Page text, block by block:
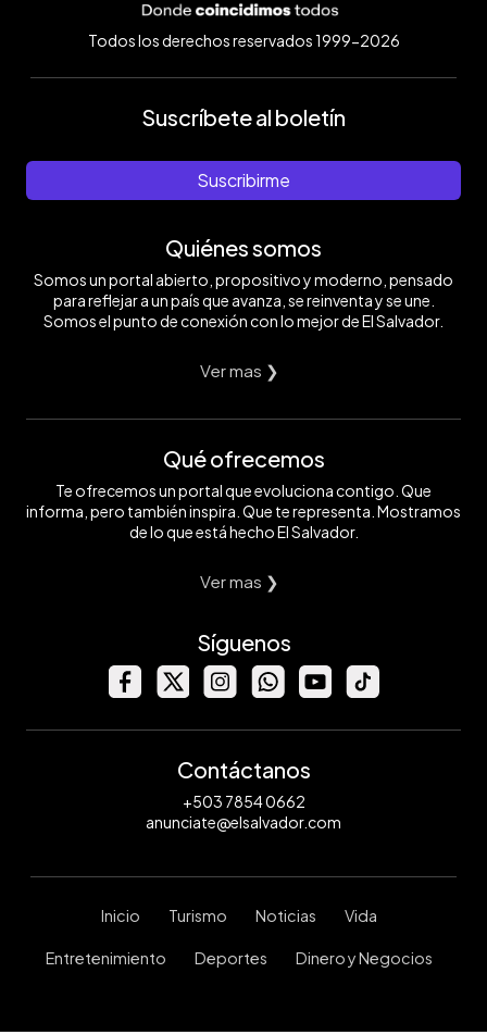
Todos los derechos reservados 1999-2026
Suscríbete al boletín
Suscribirme
Quiénes somos
Somos un portal abierto, propositivo y moderno, pensado
para reflejar a un país que avanza, se reinventa y se une.
Somos el punto de conexión con lo mejor de El Salvador.
Ver mas ❯
Qué ofrecemos
Te ofrecemos un portal que evoluciona contigo. Que
informa, pero también inspira. Que te representa. Mostramos
de lo que está hecho El Salvador.
Ver mas ❯
Síguenos
Contáctanos
+503 7854 0662
anunciate@elsalvador.com
Inicio Turismo Noticias Vida
Entretenimiento Deportes Dinero y Negocios